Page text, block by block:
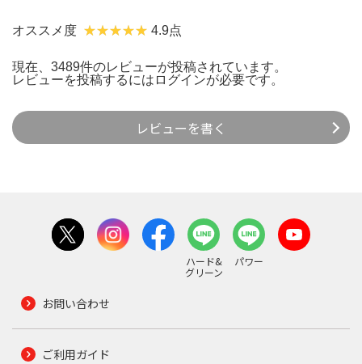
オススメ度 4.9点
現在、3489件のレビューが投稿されています。
レビューを投稿するには ログインが必要です。
レビューを書く
ハード&
グリーン
パワー
お問い合わせ
ご利用ガイド